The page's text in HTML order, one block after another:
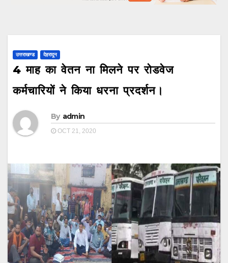
उत्तराखण्ड देहरादून
4 माह का वेतन ना मिलने पर रोडवेज
कर्मचारियों ने किया धरना प्रदर्शन।
By admin
OCT 21, 2020